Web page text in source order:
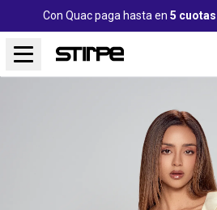
Con Quac paga hasta en 5 cuotas